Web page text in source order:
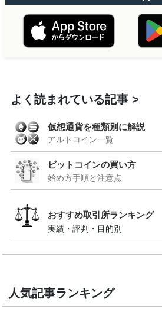
よく読まれている記事
仮想通貨を種類別に解説
アルトコイン一覧
ビットコインの買い方
始め方手順と注意点
おすすめ取引所ランキング
実績・評判・目的別
人気記事ランキング